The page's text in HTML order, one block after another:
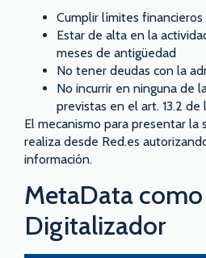
Cumplir límites financieros
Estar de alta en la
meses de antigüedad
No tener deudas con la
No incurrir en ninguna de
previstas en el art. 13.2
El mecanismo para presentar la
realiza desde Red.es
información.
MetaData
Digitalizador